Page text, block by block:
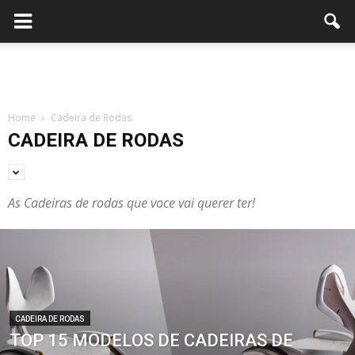
Home Cadeira de Rodas
CADEIRA DE RODAS
As Cadeiras de rodas que voce vai querer ter!
CADEIRA DE RODAS
TOP 15 MODELOS DE CADEIRAS DE